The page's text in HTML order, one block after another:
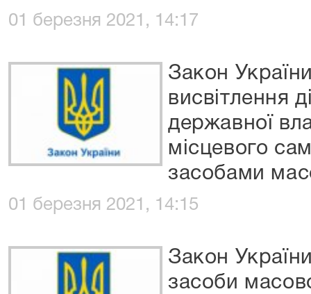
01 березня 2021, 14:17
Закон
висвітлення
державної
місцевого
засобами
01 березня 2021, 14:15
Закон
засоби